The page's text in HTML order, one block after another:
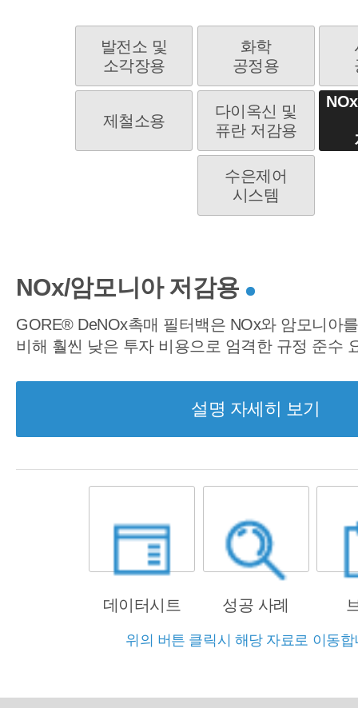
발전소 및
소각장용
화학
공정용
제철소용
다이옥신 및
퓨란 저감용
수은제어
시스템
NOx/암모니아 저감용
GORE® DeNOx촉매 필터백은 NOx와 암모니아
비해 훨씬 낮은 투자 비용으로 엄격한 규정 준수
설명 자세히 보기
데이터시트 성공 사례
위의 버튼 클릭시 해당 자료로 이동합